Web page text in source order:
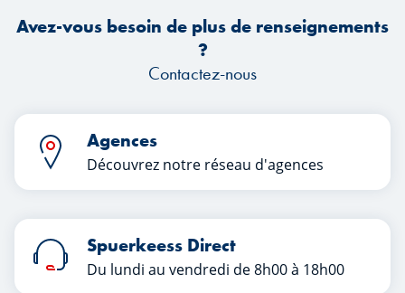
Avez-vous besoin de plus de renseignements
?
Contactez-nous
Agences
Découvrez notre réseau d'agences
Spuerkeess Direct
Du lundi au vendredi de 8h00 à 18h00